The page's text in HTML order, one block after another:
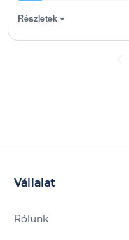
Részletek
Vállalat
Rólunk